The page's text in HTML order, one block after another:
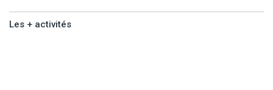
- Table à manger.
Les + activités